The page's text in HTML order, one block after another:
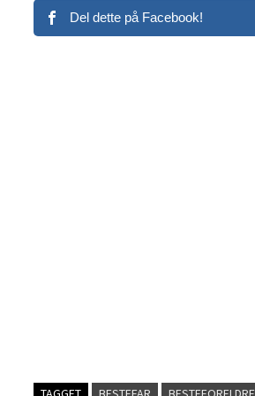
Del dette på Facebook!